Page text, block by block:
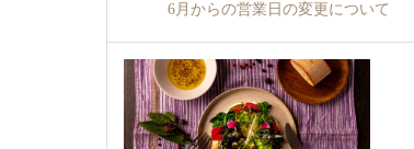
6月からの営業日の変更について